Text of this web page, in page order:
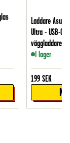
Laddare Asus
Ultra - USB-C
väggladdare,
I lager
199 SEK